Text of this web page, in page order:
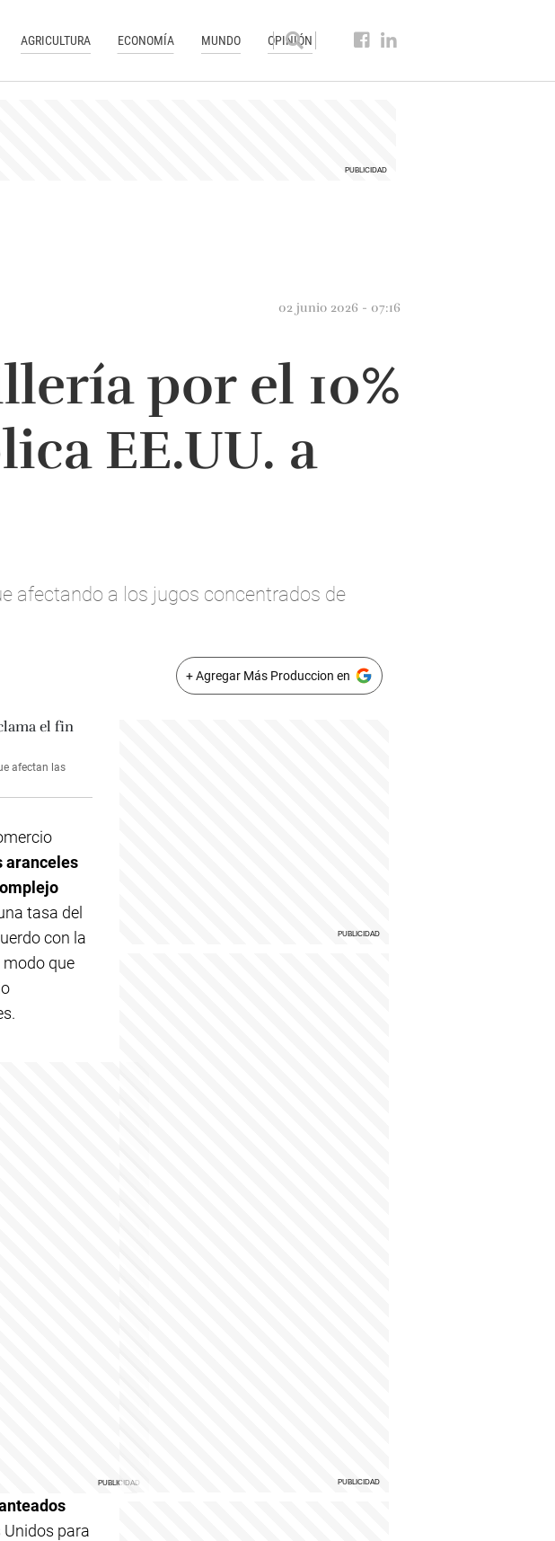
AGRICULTURA ECONOMÍA MUNDO OPINIÓN
02 junio 2026 - 07:16
por el 10%
EE.UU. a
afectando a los jugos concentrados de
+ Agregar Más Produccion en
afectan las
aranceles
tasa del
con la
modo que
Unidos para